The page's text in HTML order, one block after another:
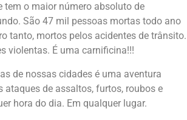
tem o maior número absoluto de
São 47 mil pessoas mortas todo ano
tanto, mortos pelos acidentes de trânsito.
violentas. É uma carnificina!!!
de nossas cidades é uma aventura
ataques de assaltos, furtos, roubos e
hora do dia. Em qualquer lugar.